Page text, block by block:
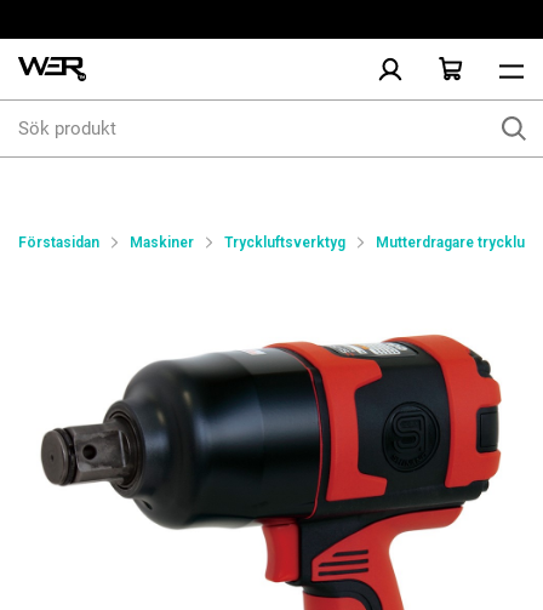
produkt
Förstasidan Maskiner Tryckluftsverktyg Mutterdragare tryckluft